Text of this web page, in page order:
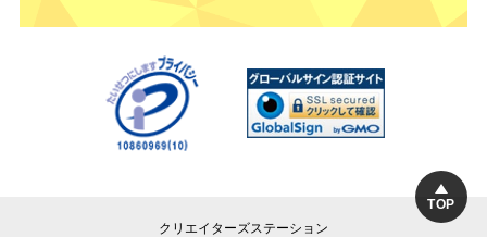
TOP
クリエイターズステーション